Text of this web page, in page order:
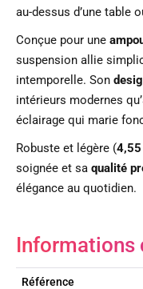
au-dessus d’une table
Conçue pour une
suspension allie
intemporelle. Son
intérieurs modernes
éclairage qui marie
Robuste et légère (
soignée et sa qualité
élégance au quotidien.
Informations
Référence